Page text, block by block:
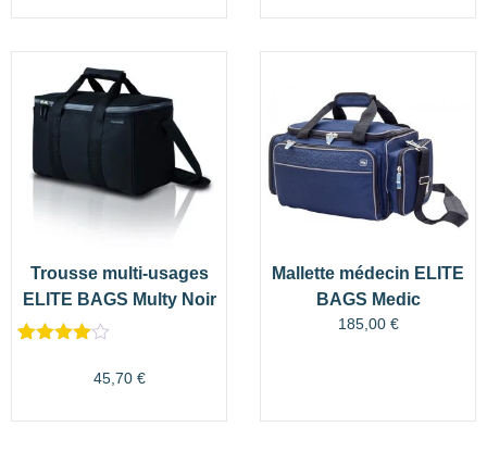
Trousse multi-usages
ELITE BAGS Multy Noir
notations
45,70 €
Mallette médecin ELITE
BAGS Medic
185,00 €